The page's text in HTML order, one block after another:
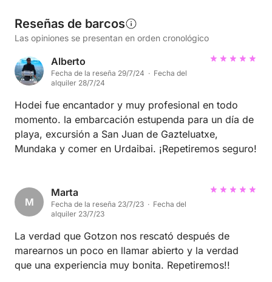
Reseñas de barcos
Las opiniones se presentan en orden cronológico
Alberto
Fecha de la reseña 29/7/24 · Fecha del
alquiler 28/7/24
Hodei fue encantador y muy profesional en todo
momento. la embarcación estupenda para un día de
playa, excursión a San Juan de Gazteluatxe,
Mundaka y comer en Urdaibai. ¡Repetiremos seguro!
M
Marta
Fecha de la reseña 23/7/23 · Fecha del
alquiler 23/7/23
La verdad que Gotzon nos rescató después de
marearnos un poco en llamar abierto y la verdad
que una experiencia muy bonita. Repetiremos!!